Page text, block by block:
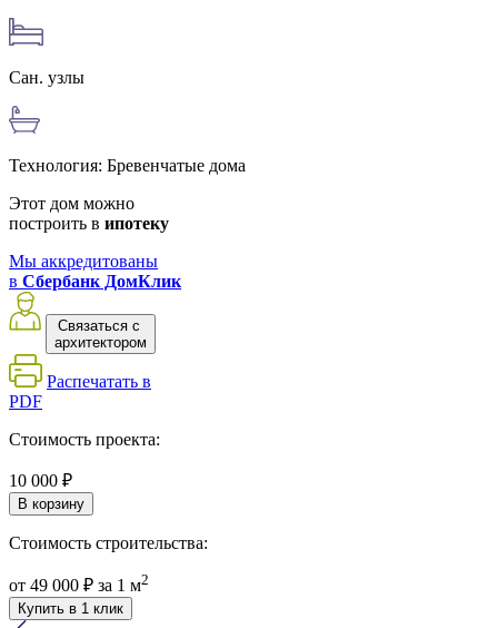
Сан. узлы
Технология: Бревенчатые дома
Этот дом можно
построить в ипотеку
Мы аккредитованы
в Сбербанк ДомКлик
Связаться с
архитектором
Распечатать в
PDF
Стоимость проекта:
10 000 ₽
В корзину
Стоимость строительства:
от 49 000 ₽ за 1 м2
Купить в 1 клик